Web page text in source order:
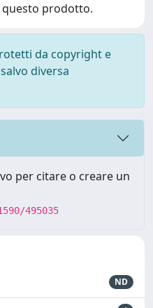
questo prodotto.
da copyright e
diversa
per citare o creare un
495035
ND